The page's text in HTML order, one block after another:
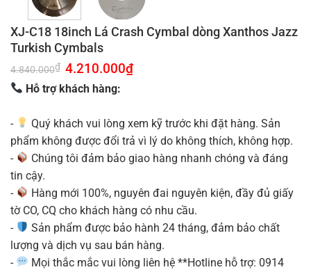
XJ-C18 18inch Lá Crash Cymbal dòng Xanthos Jazz
Turkish Cymbals
4.840.000₫ Giá
gốc
là:
4.840.000₫.
4.210.000₫Giá
Hỗ trợ khách hàng:
-
Quý khách vui lòng xem kỹ trước khi đặt hàng. Sản
phẩm không được đổi trả vì lý do không thích, không hợp.
-
Chúng tôi đảm bảo giao hàng nhanh chóng và đáng
tin cậy.
-
Hàng mới 100%, nguyên đai nguyên kiện, đầy đủ giấy
tờ CO, CQ cho khách hàng có nhu cầu.
-
Sản phẩm được bảo hành 24 tháng, đảm bảo chất
lượng và dịch vụ sau bán hàng.
-
Mọi thắc mắc vui lòng liên hệ **Hotline hỗ trợ: 0914